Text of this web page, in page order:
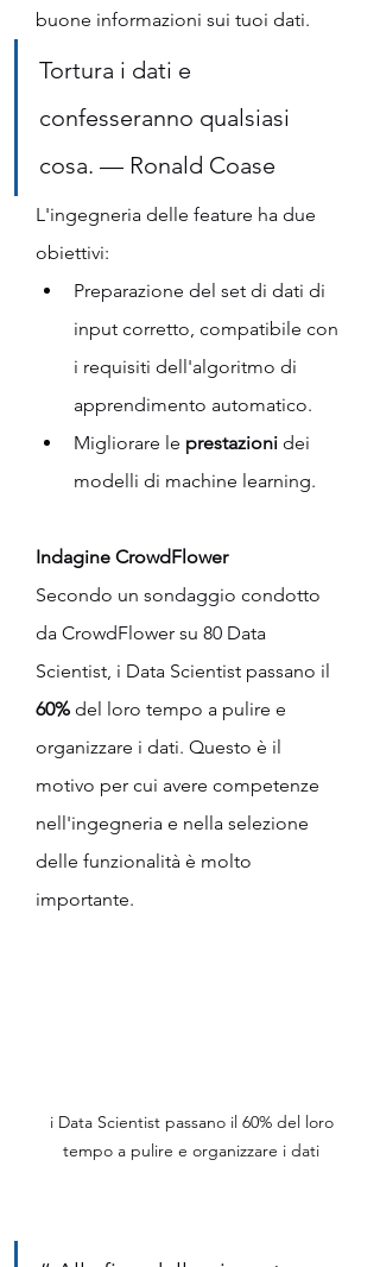
buone informazioni sui tuoi dati.
Tortura i dati e
confesseranno qualsiasi
cosa. — Ronald Coase
L'ingegneria delle feature ha due
obiettivi:
Preparazione del set di dati di
input corretto, compatibile con
i requisiti dell'algoritmo di
apprendimento automatico.
Migliorare le prestazioni dei
modelli di machine learning.
Indagine CrowdFlower
Secondo un sondaggio condotto
da CrowdFlower su 80 Data
Scientist, i Data Scientist passano il
60% del loro tempo a pulire e
organizzare i dati. Questo è il
motivo per cui avere competenze
nell'ingegneria e nella selezione
delle funzionalità è molto
importante.
tempo a pulire e organizzare i dati